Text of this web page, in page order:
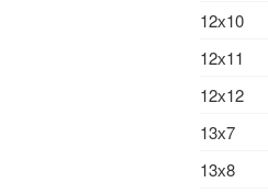
12х10
12х11
12х12
13х7
13х8